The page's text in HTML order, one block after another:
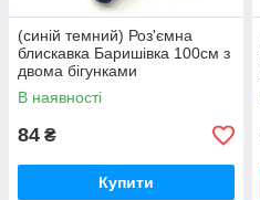
(синій темний) Роз'ємна
блискавка Баришівка 100см з
двома бігунками
В наявності
84 ₴
Купити